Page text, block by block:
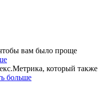
вам было проще
который также
больше